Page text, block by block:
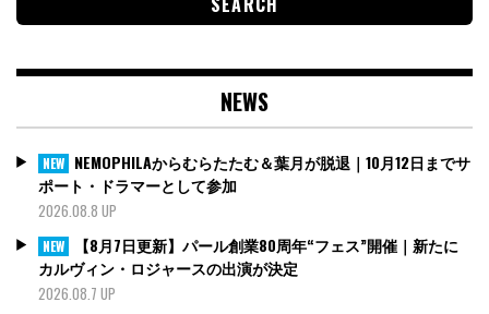
NEWS
NEW NEMOPHILAからむらたたむ＆葉月が脱退｜10月12日までサ
ポート・ドラマーとして参加
2026.08.8 UP
NEW
【8月7日更新】パール創業80周年“フェス”開催｜新たに
カルヴィン・ロジャースの出演が決定
2026.08.7 UP